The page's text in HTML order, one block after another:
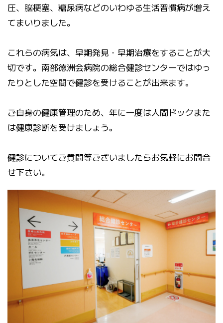
圧、脳梗塞、糖尿病などのいわゆる生活習慣病が増え
てまいりました。
これらの病気は、早期発見・早期治療をすることが大
切です。南部徳洲会病院の総合健診センターではゆっ
たりとした空間で健診を受けることが出来ます。
ご自身の健康管理のため、年に一度は人間ドックまた
は健康診断を受けましょう。
健診についてご質問等ございましたらお気軽にお問合
せ下さい。